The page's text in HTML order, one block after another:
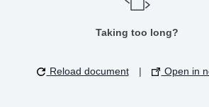
Taking too long?
Reload document | Open in